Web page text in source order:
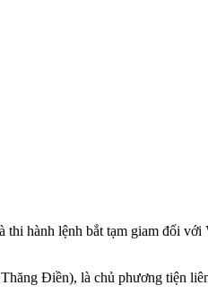
thi hành lệnh bắt tạm giam đối
Điền), là chủ phương tiện